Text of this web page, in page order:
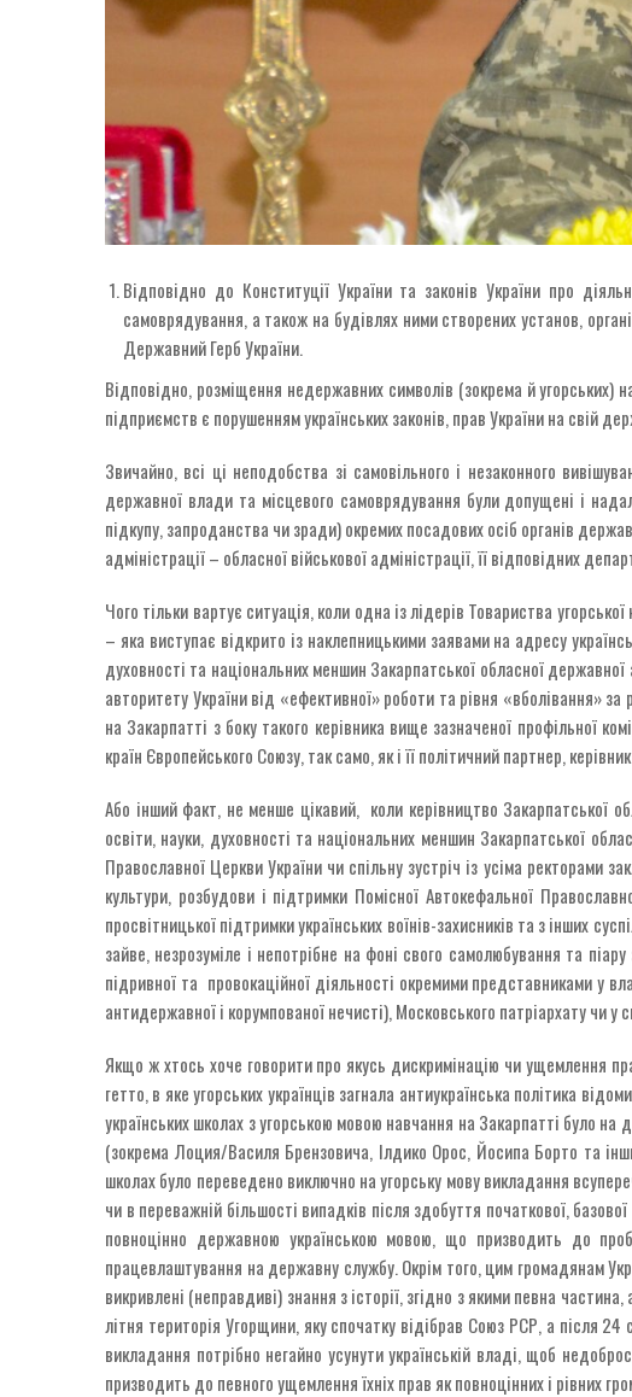
Відповідно до Конституції України та законів України про
самоврядування, а також на будівлях ними створених установ,
Державний Герб України.
Відповідно, розміщення недержавних символів (зокрема й угорських)
підприємств є порушенням українських законів, прав України на свій
Звичайно, всі ці неподобства зі самовільного і незаконного
державної влади та місцевого самоврядування були допущені і
підкупу, запроданства чи зради) окремих посадових осіб органів
адміністрації – обласної військової адміністрації, її відповідних
Чого тільки вартує ситуація, коли одна із лідерів Товариства
– яка виступає відкрито із наклепницькими заявами на адресу
духовності та національних меншин Закарпатської обласної
авторитету України від «ефективної» роботи та рівня «вболівання» за
на Закарпатті з боку такого керівника вище зазначеної профільної
країн Європейського Союзу, так само, як і її політичний партнер,
Або інший факт, не менше цікавий, коли керівництво Закарпатської
освіти, науки, духовності та національних меншин Закарпатської
Православної Церкви України чи спільну зустріч із усіма ректорами
культури, розбудови і підтримки Помісної Автокефальної
просвітницької підтримки українських воїнів-захисників та з інших
зайве, незрозуміле і непотрібне на фоні свого самолюбування та
підривної та провокаційної діяльності окремими представниками у
антидержавної і корумпованої нечисті), Московського патріархату чи
Якщо ж хтось хоче говорити про якусь дискримінацію чи ущемлення
гетто, в яке угорських українців загнала антиукраїнська політика
українських школах з угорською мовою навчання на Закарпатті було
(зокрема Лоция/Василя Брензовича, Ілдико Орос, Йосипа Борто та
школах було переведено виключно на угорську мову викладання
чи в переважній більшості випадків після здобуття початкової,
повноцінно державною українською мовою, що призводить до
працевлаштування на державну службу. Окрім того, цим громадянам
викривлені (неправдиві) знання з історії, згідно з якими певна
літня територія Угорщини, яку спочатку відібрав Союз РСР, а після
викладання потрібно негайно усунути українській владі, щоб
призводить до певного ущемлення їхніх прав як повноцінних і рівних